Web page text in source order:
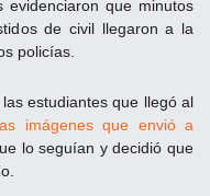
que minutos
de civil llegaron a la
policías.
estudiantes que llegó al
imágenes que envió a
lo seguían y decidió que